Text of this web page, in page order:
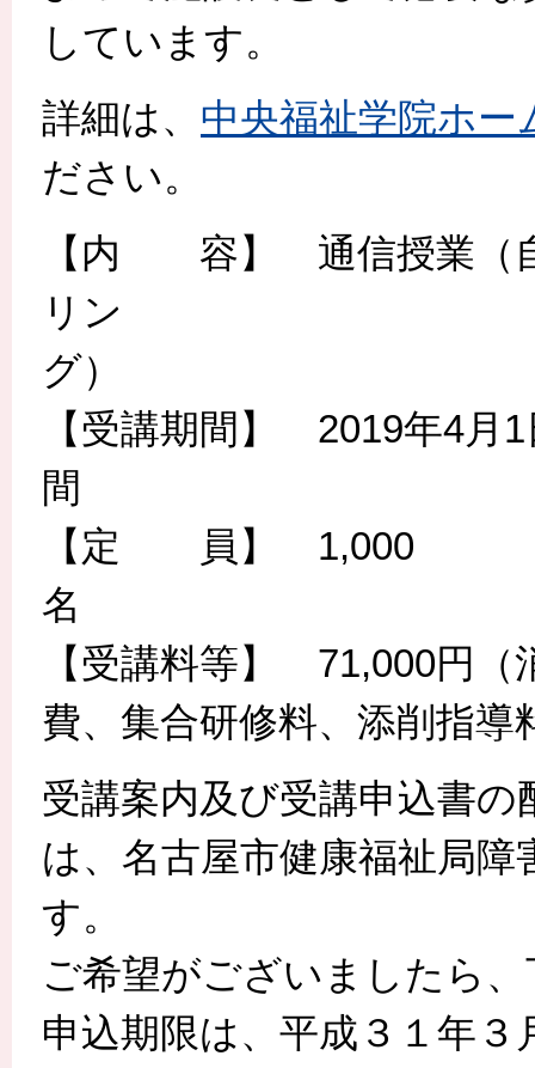
しています。
詳細は、 中央福祉学院ホー
ださい。
【内 容】 通信授業（
リン
【受講期間】 2019年4月
【定 員】 1,000
【受講料等】 71,000円（
費、集合研修料、添削指
受講案内及び受講申込書
は、名古屋市健康福祉局
ご希望がございましたら
申込期限は、平成３１年